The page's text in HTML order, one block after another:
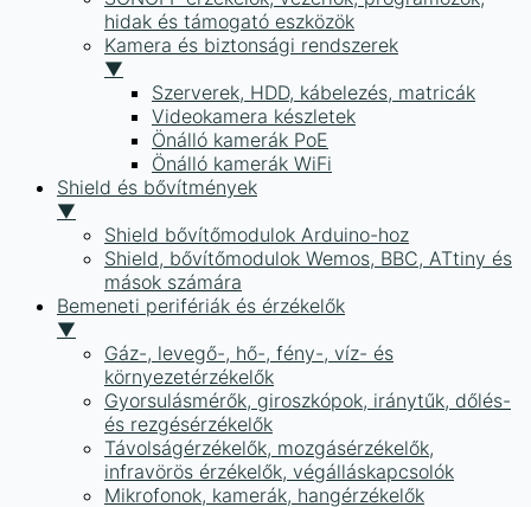
hidak és támogató eszközök
Kamera és biztonsági rendszerek
▼
Szerverek, HDD, kábelezés, matricák
Videokamera készletek
Önálló kamerák PoE
Önálló kamerák WiFi
Shield és bővítmények
▼
Shield bővítőmodulok Arduino-hoz
Shield, bővítőmodulok Wemos, BBC, ATtiny és
mások számára
Bemeneti perifériák és érzékelők
▼
Gáz-, levegő-, hő-, fény-, víz- és
környezetérzékelők
Gyorsulásmérők, giroszkópok, iránytűk, dőlés-
és rezgésérzékelők
Távolságérzékelők, mozgásérzékelők,
infravörös érzékelők, végálláskapcsolók
Mikrofonok, kamerák, hangérzékelők